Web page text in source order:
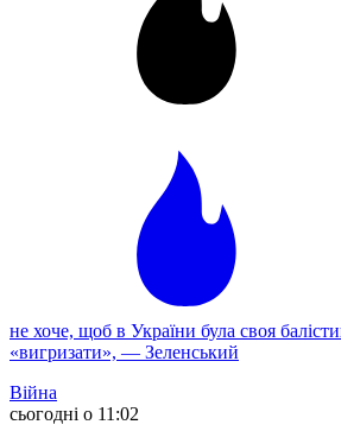
не хоче, щоб в України була своя
«вигризати», — Зеленський
Війна
сьогодні о 11:02